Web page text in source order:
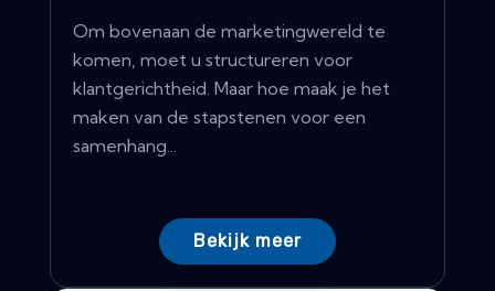
Om bovenaan de marketingwereld te
komen, moet u structureren voor
klantgerichtheid. Maar hoe maak je het
maken van de stapstenen voor een
samenhang...
Bekijk meer